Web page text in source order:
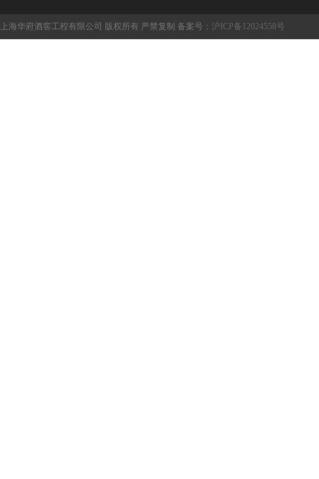
上海华府酒窖工程有限公司 版权所有 严禁复制 备案号： 沪ICP备12024558号